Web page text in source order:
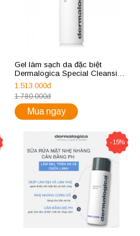
Gel làm sạch da đặc biệt
Dermalogica Special Cleansing
Gel 250ml
1.513.000đ
1.780.000đ
Mua ngay
-15%